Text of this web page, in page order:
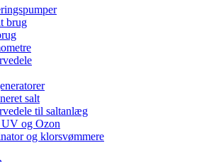
brug
salt
til saltanlæg
og Ozon
og klorsvømmere